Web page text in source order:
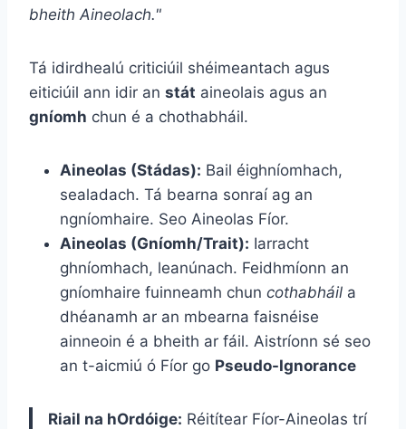
bheith Aineolach."
Tá idirdhealú criticiúil shéimeantach agus
eiticiúil ann idir an stát aineolais agus an
gníomh chun é a chothabháil.
Aineolas (Stádas): Bail éighníomhach,
sealadach. Tá bearna sonraí ag an
ngníomhaire. Seo Aineolas Fíor.
Aineolas (Gníomh/Trait): Iarracht
ghníomhach, leanúnach. Feidhmíonn an
gníomhaire fuinneamh chun cothabháil a
dhéanamh ar an mbearna faisnéise
ainneoin é a bheith ar fáil. Aistríonn sé seo
an t-aicmiú ó Fíor go Pseudo-Ignorance
Riail na hOrdóige: Réitítear Fíor-Aineolas trí